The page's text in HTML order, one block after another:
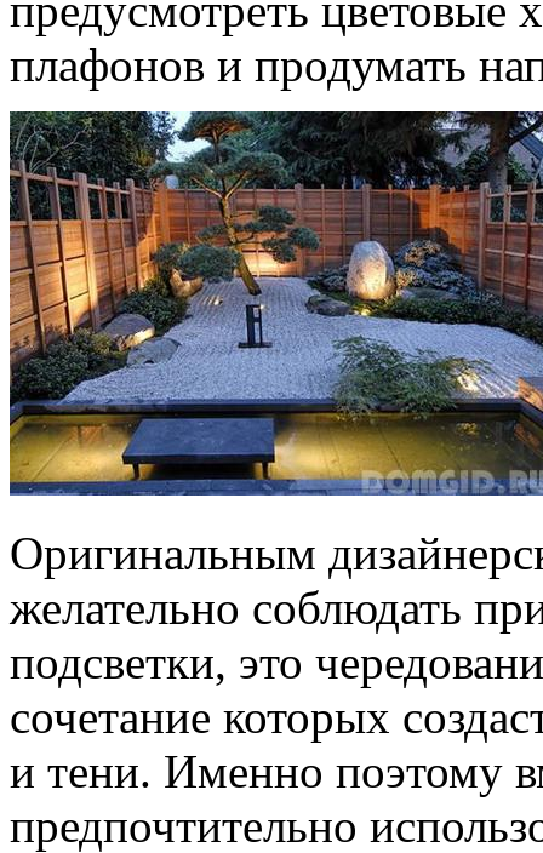
плафонов и продумать
Оригинальным
желательно соблюдать
подсветки, это
сочетание которых
и тени. Именно поэтому
предпочтительно